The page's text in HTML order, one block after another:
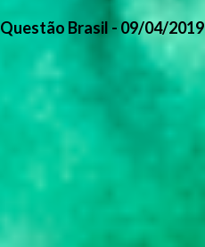
Questão Brasil - 09/04/2019